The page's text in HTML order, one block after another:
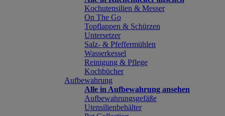
Kochutensilien & Messer
On The Go
Topflappen & Schürzen
Untersetzer
Salz- & Pfeffermühlen
Wasserkessel
Reinigung & Pflege
Kochbücher
Aufbewahrung
Alle in Aufbewahrung ansehen
Aufbewahrungsgefäße
Utensilienbehälter